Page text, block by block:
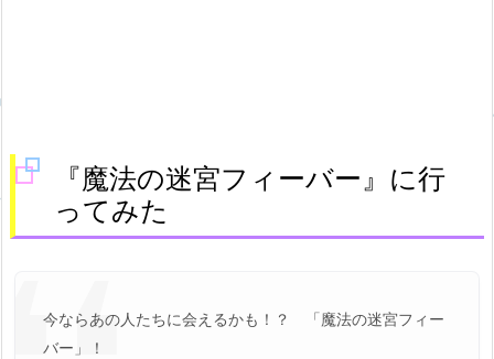
『魔法の迷宮フィーバー』に行
ってみた
今ならあの人たちに会えるかも！？ 「魔法の迷宮フィー
バー」！